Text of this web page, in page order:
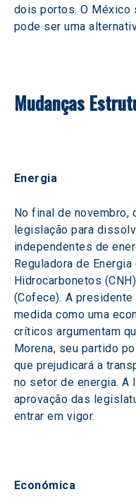
dois portos. O México
pode ser uma
Mudanças
Energia
No final de novembro,
legislação para
independentes de
Reguladora de
Hidrocarbonetos
(Cofece). A presidente
medida como uma
críticos argumentam
Morena, seu partido
que prejudicará a
no setor de energia. A
aprovação das
entrar em vigor.
Económica